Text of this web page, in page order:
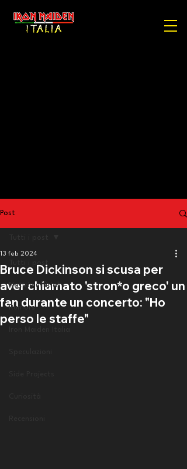
Post
Tutti i post
Notizie ufficiali
Rumors
Bruce Dickinson si scusa per
aver chiamato 'stron*o greco' un
fan durante un concerto: "Ho
perso le staffe"
13 feb 2024